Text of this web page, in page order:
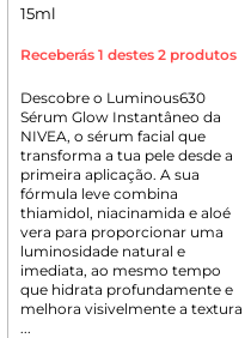
15ml
Receberás 1 destes 2 produtos
Descobre o Luminous630
Sérum Glow Instantâneo da
NIVEA, o sérum facial que
transforma a tua pele desde a
primeira aplicação. A sua
fórmula leve combina
thiamidol, niacinamida e aloé
vera para proporcionar uma
luminosidade natural e
imediata, ao mesmo tempo
que hidrata profundamente e
melhora visivelmente a textura
...